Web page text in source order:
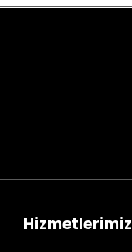
Hizmetlerimiz